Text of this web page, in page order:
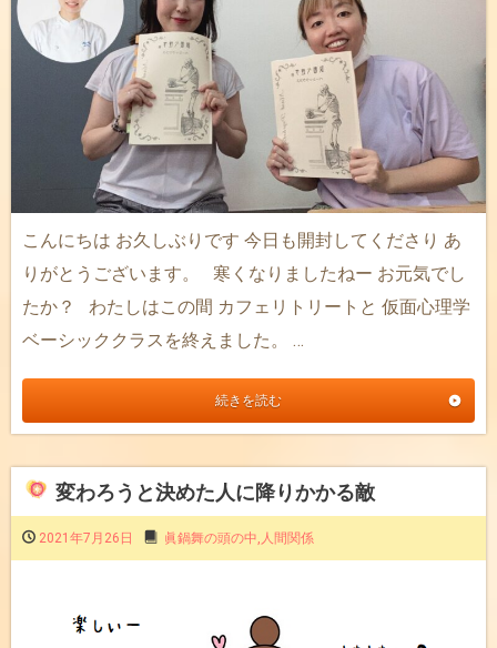
こんにちは お久しぶりです 今日も開封してくださり あ
りがとうございます。 寒くなりましたねー お元気でし
たか？ わたしはこの間 カフェリトリートと 仮面心理学
ベーシッククラスを終えました。 …
続きを読む
変わろうと決めた人に降りかかる敵
2021年7月26日 眞鍋舞の頭の中, 人間関係